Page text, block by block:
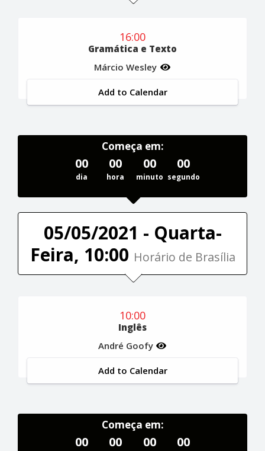
16:00
Gramática e Texto
Márcio Wesley
Add to Calendar
Começa em:
00
dia
00
hora
00
minuto
00
segundo
05/05/2021 - Quarta-
Feira, 10:00 Horário de Brasília
10:00
Inglês
André Goofy
Add to Calendar
Começa em:
00 00 00 00